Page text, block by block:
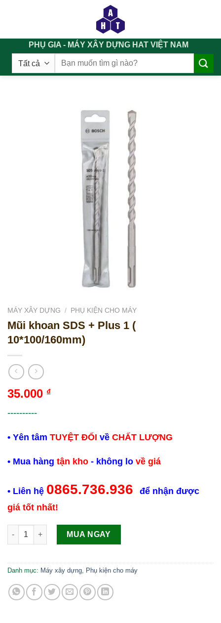
PHỤ GIA - MÁY XÂY DỰNG HAT VIỆT NAM
Tìm
MÁY XÂY DỰNG / PHỤ KIỆN CHO MÁY
Mũi khoan SDS + Plus 1 (
10*100/160mm)
35.000 ₫
----------
• Yên tâm TUYỆT ĐỐI về CHẤT LƯỢNG
• Mua hàng tận kho - không lo về giá
• Liên hệ 0865.736.936
để nhận được
giá tốt nhất!
Mũi khoan SDS + Plus 1 ( 10*100/160mm) số lượng
MUA NGAY
Danh mục: Máy xây dựng Phụ kiện cho máy